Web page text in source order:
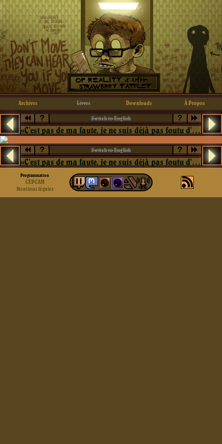
Archives Livres Downloads À Propos
? Switch to English ?
«C'est pas de ma faute, je ne suis déjà pas foutu d'entretenir un ficus»
? Switch to English ?
«C'est pas de ma faute, je ne suis déjà pas foutu d'entretenir un ficus»
Programmation
CEPCAM
Mentions légales